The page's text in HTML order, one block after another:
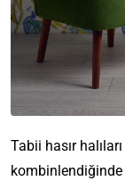
Tabii hasır